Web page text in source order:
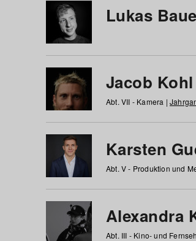
Lukas
Jacob Kohl
Abt. VII - Kamera |
Karsten
Abt. V - Produktion und
Alexandra
Abt. III - Kino- und